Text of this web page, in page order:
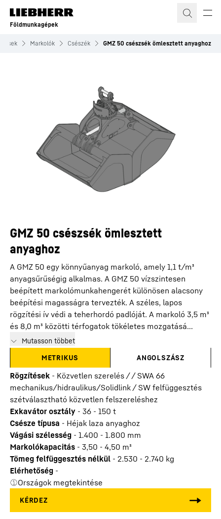
Földmunkagépek
Markolók Csészék GMZ 50 csészsék ömlesztett anyaghoz
GMZ 50 csészsék ömlesztett
anyaghoz
A GMZ 50 egy könnyűanyag markoló, amely 1,1 t/m³
anyagsűrűségig alkalmas. A GMZ 50 vízszintesen
beépített markolómunkahengerét különösen alacsony
beépítési magasságra tervezték. A széles, lapos
rögzítési ív védi a teherhordó padlóját. A markoló 3,5 m³
és 8,0 m³ közötti térfogatok tökéletes mozgatásá...
Mutasson többet
METRIKUS
ANGOLSZÁSZ
Rögzítések - Közvetlen szerelés / / SWA 66
mechanikus/hidraulikus/Solidlink / SW felfüggesztés
szétválasztható közvetlen felszereléshez
Exkavátor osztály - 36 - 150 t
Csésze típusa - Héjak laza anyaghoz
Vágási szélesség - 1.400 - 1.800 mm
Markolókapacitás - 3,50 - 4,50 m³
Tömeg felfüggesztés nélkül - 2.530 - 2.740 kg
Elérhetőség -
Országok megtekintése